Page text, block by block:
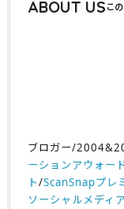
ABOUT US
ブロガー/
ーションアウォー
ト/ScanSnapプレ
ソーシャルメディ